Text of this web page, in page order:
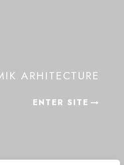
ARHITECTURE
ENTER SITE